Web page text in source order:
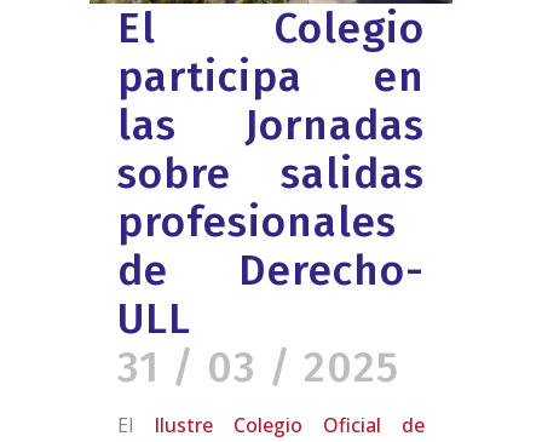
31 / 03 / 2025
El Colegio
participa en
las Jornadas
sobre salidas
profesionales
de Derecho-
ULL
El Ilustre Colegio Oficial de